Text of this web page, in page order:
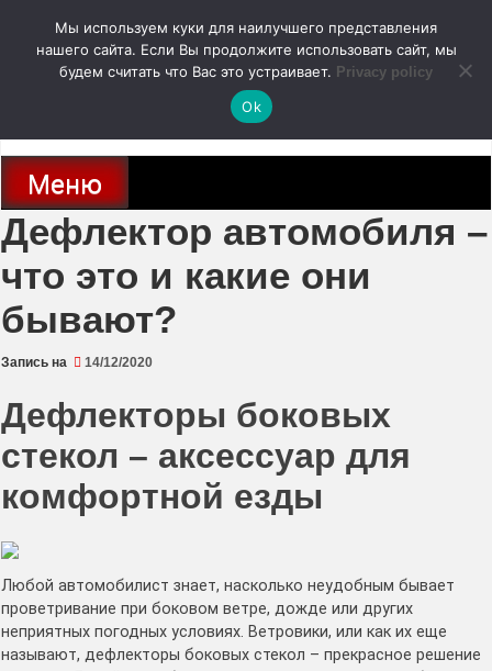
содержимому
autodoc24.ru
Новости про современные автомобили и не только, новинки зарубежного
и отечественного автопрома
Меню
Дефлектор автомобиля –
что это и какие они
бывают?
Запись на 14/12/2020
Дефлекторы боковых
стекол – аксессуар для
комфортной езды
Любой автомобилист знает, насколько неудобным бывает
проветривание при боковом ветре, дожде или других
неприятных погодных условиях. Ветровики, или как их еще
называют, дефлекторы боковых стекол – прекрасное решение
Мы используем куки для наилучшего представления
нашего сайта. Если Вы продолжите использовать сайт, мы
будем считать что Вас это устраивает. Privacy policy
Ok